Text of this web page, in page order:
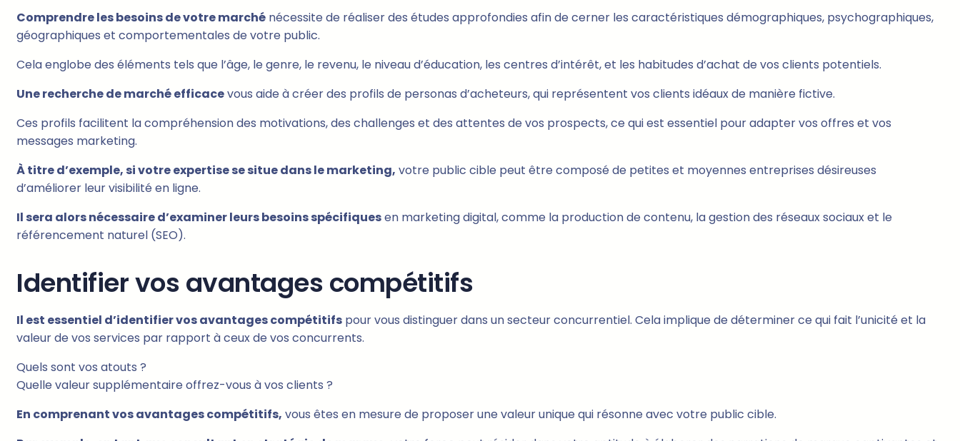
Comprendre les besoins de votre marché nécessite de réaliser des études approfondies afin de cerner les caractéristiques démographiques, psychographiques,
géographiques et comportementales de votre public.
Cela englobe des éléments tels que l’âge, le genre, le revenu, le niveau d’éducation, les centres d’intérêt, et les habitudes d’achat de vos clients potentiels.
Une recherche de marché efficacevous aide à créer des profils de personas d’acheteurs, qui représentent vos clients idéaux de manière fictive.
Ces profils facilitent la compréhension des motivations, des challenges et des attentes de vos prospects, ce qui est essentiel pour adapter vos offres et vos
messages marketing.
À titre d’exemple, si votre expertise se situe dans le marketing, votre public cible peut être composé de petites et moyennes entreprises désireuses
d’améliorer leur visibilité en ligne.
Il sera alors nécessaire d’examiner leurs besoins spécifiquesen marketing digital, comme la production de contenu, la gestion des réseaux sociaux et le
référencement naturel (SEO).
Identifier vos avantages compétitifs
Il est essentiel d’identifier vos avantages compétitifs pour vous distinguer dans un secteur concurrentiel. Cela implique de déterminer ce qui fait l’unicité et la
valeur de vos services par rapport à ceux de vos concurrents.
Quels sont vos atouts ?
Quelle valeur supplémentaire offrez-vous à vos clients ?
En comprenant vos avantages compétitifs, vous êtes en mesure de proposer une valeur unique qui résonne avec votre public cible.